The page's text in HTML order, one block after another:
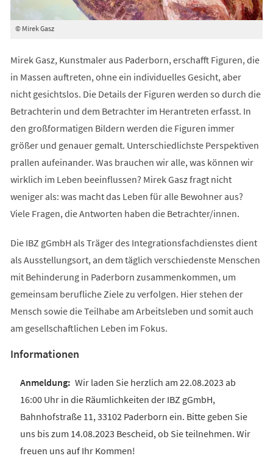
© Mirek Gasz
Mirek Gasz, Kunstmaler aus Paderborn, erschafft Figuren, die
in Massen auftreten, ohne ein individuelles Gesicht, aber
nicht gesichtslos. Die Details der Figuren werden so durch die
Betrachterin und dem Betrachter im Herantreten erfasst. In
den großformatigen Bildern werden die Figuren immer
größer und genauer gemalt. Unterschiedlichste Perspektiven
prallen aufeinander. Was brauchen wir alle, was können wir
wirklich im Leben beeinflussen? Mirek Gasz fragt nicht
weniger als: was macht das Leben für alle Bewohner aus?
Viele Fragen, die Antworten haben die Betrachter/innen.
Die IBZ gGmbH als Träger des Integrationsfachdienstes dient
als Ausstellungsort, an dem täglich verschiedenste Menschen
mit Behinderung in Paderborn zusammenkommen, um
gemeinsam berufliche Ziele zu verfolgen. Hier stehen der
Mensch sowie die Teilhabe am Arbeitsleben und somit auch
am gesellschaftlichen Leben im Fokus.
Informationen
Wir laden Sie herzlich am 22.08.2023 ab
16:00 Uhr in die Räumlichkeiten der IBZ gGmbH,
Bahnhofstraße 11, 33102 Paderborn ein. Bitte geben Sie
uns bis zum 14.08.2023 Bescheid, ob Sie teilnehmen. Wir
freuen uns auf Ihr Kommen!